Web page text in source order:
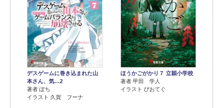
デスゲームに巻き込まれた山
本さん、気…2
著者 ぽち
イラスト 久賀 フーナ
ほうかごがかり７ 立穎小学校
著者 甲田 学人
イラスト ぴおてぐ